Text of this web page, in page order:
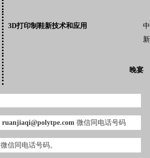
3D打印制鞋新技术和应用
晚宴
ruanjiaqi@polytpe.com 微信同电话号码
微信同电话号码。